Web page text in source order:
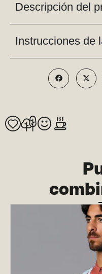
Descripción del
Instrucciones de